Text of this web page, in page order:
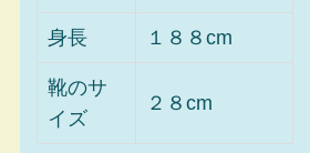
身長 １８８cm
靴のサ
イズ
２８cm